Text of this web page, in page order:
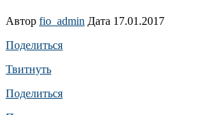
Автор fio_admin Дата 17.01.2017
Поделиться
Твитнуть
Поделиться